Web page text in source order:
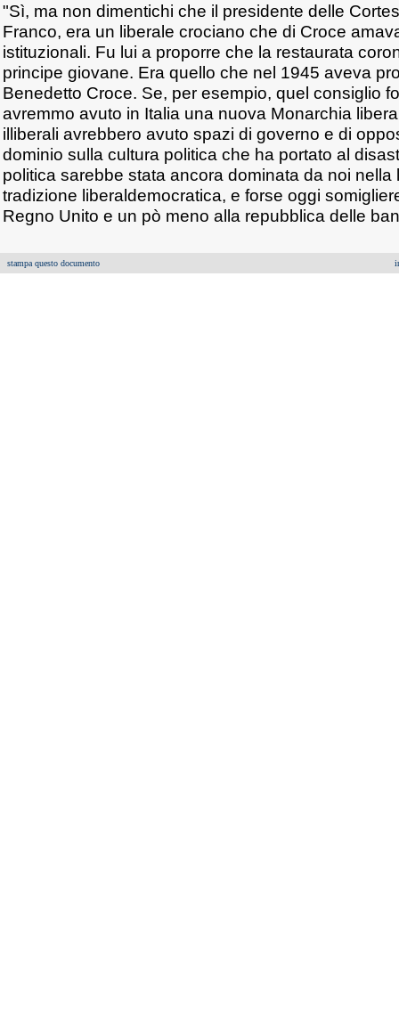
"Sì, ma non dimentichi che il presidente delle
Franco, era un liberale crociano che di Croce
istituzionali. Fu lui a proporre che la restaurata
principe giovane. Era quello che nel 1945 aveva
Benedetto Croce. Se, per esempio, quel consiglio
avremmo avuto in Italia una nuova Monarchia
illiberali avrebbero avuto spazi di governo e di
dominio sulla cultura politica che ha portato al
politica sarebbe stata ancora dominata da noi nella
tradizione liberaldemocratica, e forse oggi
Regno Unito e un pò meno alla repubblica delle
stampa questo documento